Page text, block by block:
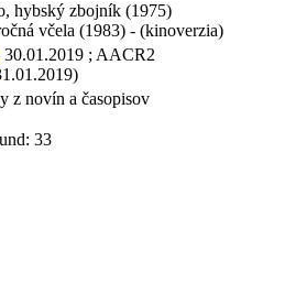
hybský zbojník (1975)
včela (1983) - (kinoverzia)
30.01.2019 ; AACR2
z novín a časopisov
33